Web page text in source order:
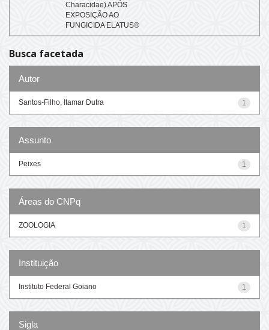
Characidae) APÓS
EXPOSIÇÃO AO
FUNGICIDA ELATUS®
Busca facetada
Autor
1
Santos-Filho, Itamar Dutra
Assunto
1
Peixes
Áreas do CNPq
1
ZOOLOGIA
Instituição
1
Instituto Federal Goiano
Sigla